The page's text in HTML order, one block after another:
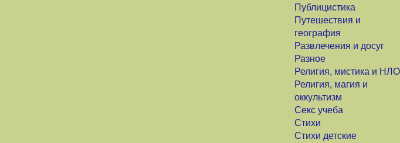
Публицистика
Путешествия и
география
Развлечения и досуг
Разное
Религия, мистика и НЛО
Религия, магия и
оккультизм
Секс учеба
Стихи
Стихи детские